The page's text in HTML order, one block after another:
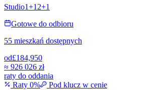
Studio1+1 2+1
Gotowe do odbioru
55 mieszkań dostępnych
od£184,950
≈ 926 026 zł
raty do oddania
Raty 0%
Pod klucz w cenie